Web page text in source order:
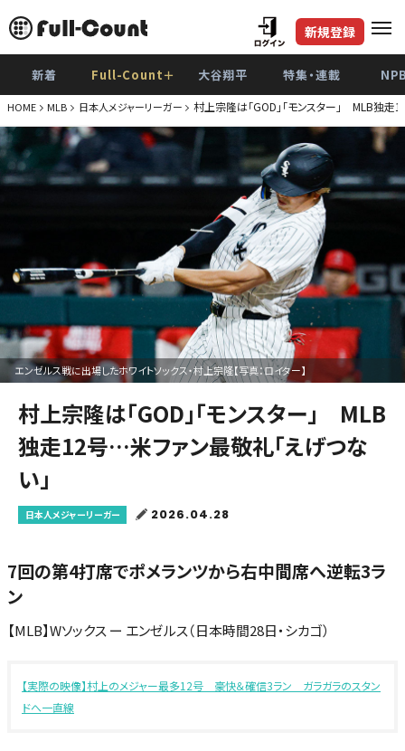
新規登録
新着 Full-Count＋ 大谷翔平 特集・連載
HOME MLB 日本人メジャーリーガー 村上宗隆は「GOD」「モンスター」 MLB独走
エンゼルス戦に出場したホワイトソックス・村上宗隆【写真：ロイター】
村上宗隆は「GOD」「モンスター」 MLB
独走12号…米ファン最敬礼「えげつな
い」
日本人メジャーリーガー 2026.04.28
7回の第4打席でポメランツから右中間席へ逆転3ラ
ン
【MLB】Wソックス ー エンゼルス（日本時間28日・シカゴ）
【実際の映像】村上のメジャー最多12号 豪快＆確信3ラン ガラガラのスタン
ドへ一直線